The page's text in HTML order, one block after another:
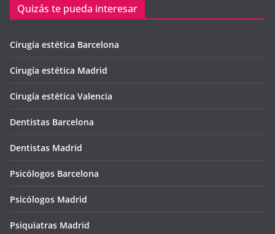
Quizás te pueda interesar
Cirugía estética Barcelona
Cirugía estética Madrid
Cirugía estética Valencia
Dentistas Barcelona
Dentistas Madrid
Psicólogos Barcelona
Psicólogos Madrid
Psiquiatras Madrid